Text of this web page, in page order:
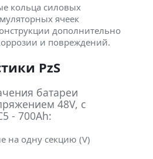
кольца силовых
ячеек
дополнительно
и повреждений.
PzS
батареи
48V, с
- 700Ah:
на одну секцию (V)